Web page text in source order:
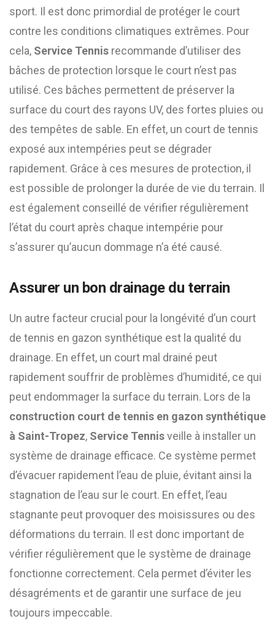
sport. Il est donc primordial de protéger le court
contre les conditions climatiques extrêmes. Pour
cela, Service Tennis recommande d’utiliser des
bâches de protection lorsque le court n’est pas
utilisé. Ces bâches permettent de préserver la
surface du court des rayons UV, des fortes pluies ou
des tempêtes de sable. En effet, un court de tennis
exposé aux intempéries peut se dégrader
rapidement. Grâce à ces mesures de protection, il
est possible de prolonger la durée de vie du terrain. Il
est également conseillé de vérifier régulièrement
l’état du court après chaque intempérie pour
s’assurer qu’aucun dommage n’a été causé.
Assurer un bon drainage du terrain
Un autre facteur crucial pour la longévité d’un court
de tennis en gazon synthétique est la qualité du
drainage. En effet, un court mal drainé peut
rapidement souffrir de problèmes d’humidité, ce qui
peut endommager la surface du terrain. Lors de la
construction court de tennis en gazon synthétique
à Saint-Tropez, Service Tennisveille à installer un
système de drainage efficace. Ce système permet
d’évacuer rapidement l’eau de pluie, évitant ainsi la
stagnation de l’eau sur le court. En effet, l’eau
stagnante peut provoquer des moisissures ou des
déformations du terrain. Il est donc important de
vérifier régulièrement que le système de drainage
fonctionne correctement. Cela permet d’éviter les
désagréments et de garantir une surface de jeu
toujours impeccable.